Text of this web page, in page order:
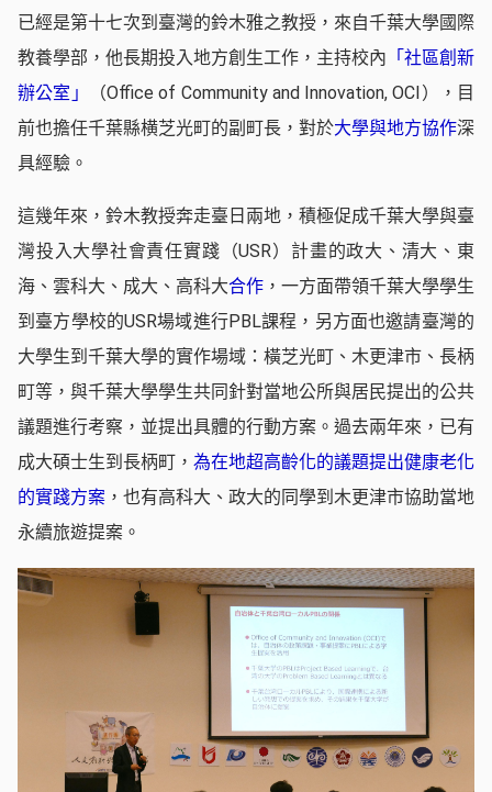
已經是第十七次到臺灣的鈴木雅之教授，來自千葉大學國際
教養學部，他長期投入地方創生工作，主持校內 「社區創新
辦公室」
（Office of Community and Innovation, OCI），目
前也擔任千葉縣横芝光町的副町長，對於大學與地方協作深
具經驗。
這幾年來，鈴木教授奔走臺日兩地，積極促成千葉大學與臺
灣投入大學社會責任實踐（USR）計畫的政大、清大、東
海、雲科大、成大、高科大合作 ，一方面帶領千葉大學學生
到臺方學校的USR場域進行PBL課程，另方面也邀請臺灣的
大學生到千葉大學的實作場域：橫芝光町、木更津市、長柄
町等，與千葉大學學生共同針對當地公所與居民提出的公共
議題進行考察，並提出具體的行動方案。過去兩年來，已有
成大碩士生到長柄町， 為在地超高齡化的議題提出健康老化
的實踐方案 ，也有高科大、政大的同學到木更津市協助當地
永續旅遊提案。